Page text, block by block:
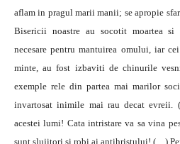
aflam in pragul marii manii; se apropie
Bisericii noastre au socotit moartea
necesare pentru mantuirea omului, iar
minte, au fost izbaviti de chinurile
exemple rele din partea mai marilor
invartosat inimile mai rau decat
acestei lumi! Cata intristare va sa vina
sunt slujitori si robi ai antihristului! (…)